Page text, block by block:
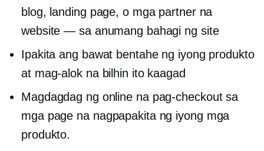
blog, landing page, o mga partner na
website — sa anumang bahagi ng site
Ipakita ang bawat bentahe ng iyong produkto
at mag-alok na bilhin ito kaagad
Magdagdag ng online na pag-checkout sa
mga page na nagpapakita ng iyong mga
produkto.